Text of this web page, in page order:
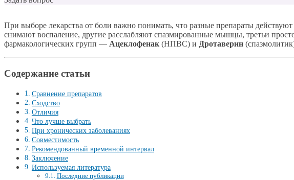
При выборе лекарства от боли важно понимать, что разные препараты
снимают воспаление, другие расслабляют спазмированные мышцы, третьи
фармакологических групп — Ацеклофенак (НПВС) и Дротаверин
Содержание статьи
Сравнение препаратов
Сходство
Отличия
Что лучше выбрать
При хронических заболеваниях
Совместимость
Рекомендованный временной интервал
Заключение
Используемая литература
Последние публикации